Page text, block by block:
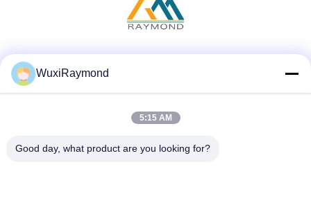
Социальные сети
WuxiRaymond
5:15 AM
Good day, what product are you looking for?